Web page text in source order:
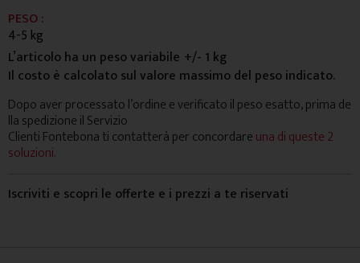
PESO :
4-5 kg
L’articolo ha un peso variabile +/- 1 kg
Il costo è calcolato sul valore massimo del peso indicato.
Dopo aver processato l’ordine e verificato il peso esatto, prima de
lla spedizione il Servizio
Clienti Fontebona ti contatterà per concordareuna di queste 2
soluzioni.
Iscriviti e scopri le offerte e i prezzi a te riservati